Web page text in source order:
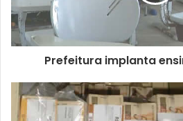
Prefeitura implanta